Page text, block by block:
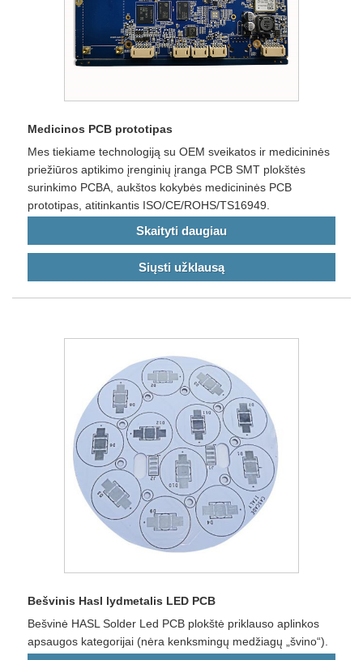
Medicinos PCB prototipas
Mes tiekiame technologiją su OEM sveikatos ir medicininės
priežiūros aptikimo įrenginių įranga PCB SMT plokštės
surinkimo PCBA, aukštos kokybės medicininės PCB
prototipas, atitinkantis ISO/CE/ROHS/TS16949.
Skaityti daugiau
Siųsti užklausą
Bešvinis Hasl lydmetalis LED PCB
Bešvinė HASL Solder Led PCB plokštė priklauso aplinkos
apsaugos kategorijai (nėra kenksmingų medžiagų „švino“).